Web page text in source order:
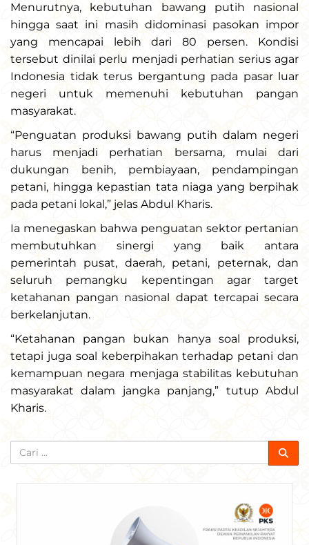
Menurutnya, kebutuhan bawang putih nasional
hingga saat ini masih didominasi pasokan impor
yang mencapai lebih dari 80 persen. Kondisi
tersebut dinilai perlu menjadi perhatian serius agar
Indonesia tidak terus bergantung pada pasar luar
negeri untuk memenuhi kebutuhan pangan
masyarakat.
“Penguatan produksi bawang putih dalam negeri
harus menjadi perhatian bersama, mulai dari
dukungan benih, pembiayaan, pendampingan
petani, hingga kepastian tata niaga yang berpihak
pada petani lokal,” jelas Abdul Kharis.
Ia menegaskan bahwa penguatan sektor pertanian
membutuhkan sinergi yang baik antara
pemerintah pusat, daerah, petani, peternak, dan
seluruh pemangku kepentingan agar target
ketahanan pangan nasional dapat tercapai secara
berkelanjutan.
“Ketahanan pangan bukan hanya soal produksi,
tetapi juga soal keberpihakan terhadap petani dan
kemampuan negara menjaga stabilitas kebutuhan
masyarakat dalam jangka panjang,” tutup Abdul
Kharis.